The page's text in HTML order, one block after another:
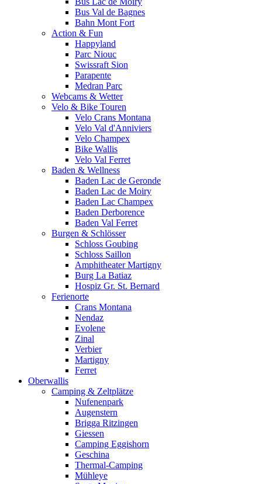
Bus Val de Bagnes
Bahn Mont Fort
Action & Fun
Happyland
Parc Niouc
Swissraft Sion
Parapente
Medran Parc
Webcams & Wetter
Velo & Bike Touren
Velo Crans Montana
Velo Val d'Anniviers
Velo Champex
Bike Wallis
Velo Val Ferret
Baden & Wellness
Baden Lac de Geronde
Baden Lac de Moiry
Baden Lac Champex
Baden Derborence
Baden Val Ferret
Burgen & Schlösser
Schloss Goubing
Schloss Saillon
Amphitheater Martigny
Burg La Batiaz
Hospiz Gr. St. Bernard
Ferienorte
Crans Montana
Nendaz
Evolene
Zinal
Verbier
Martigny
Ferret
Oberwallis
Camping & Zeltplätze
Nufenenpark
Augenstern
Brigga Ritzingen
Giessen
Camping Eggishorn
Geschina
Thermal-Camping
Mühleye